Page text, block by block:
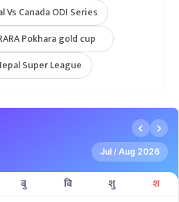
Vs Canada ODI Series
Pokhara gold cup
Super League
Jul / Aug 2026
बु बि शु श